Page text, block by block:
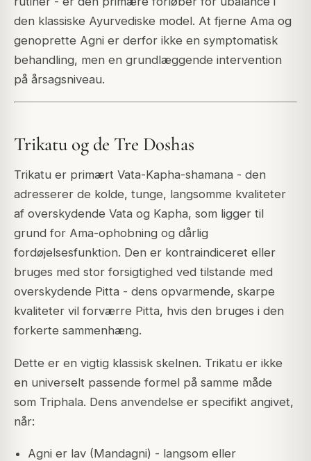
den klassiske Ayurvediske model. At fjerne Ama og
genoprette Agni er derfor ikke en symptomatisk
behandling, men en grundlæggende intervention
på årsagsniveau.
Trikatu og de Tre Doshas
Trikatu er primært Vata-Kapha-shamana - den
adresserer de kolde, tunge, langsomme kvaliteter
af overskydende Vata og Kapha, som ligger til
grund for Ama-ophobning og dårlig
fordøjelsesfunktion. Den er kontraindiceret eller
bruges med stor forsigtighed ved tilstande med
overskydende Pitta - dens opvarmende, skarpe
kvaliteter vil forværre Pitta, hvis den bruges i den
forkerte sammenhæng.
Dette er en vigtig klassisk skelnen. Trikatu er ikke
en universelt passende formel på samme måde
som Triphala. Dens anvendelse er specifikt angivet,
når:
Agni er lav (Mandagni) - langsom eller